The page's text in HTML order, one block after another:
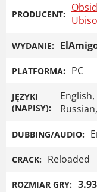
PRODUCENT:
WYDANIE:
PLATFORMA: PC
JĘZYKI
(NAPISY):
DUBBING/AUDIO:
CRACK: Reloaded
ROZMIAR GRY: